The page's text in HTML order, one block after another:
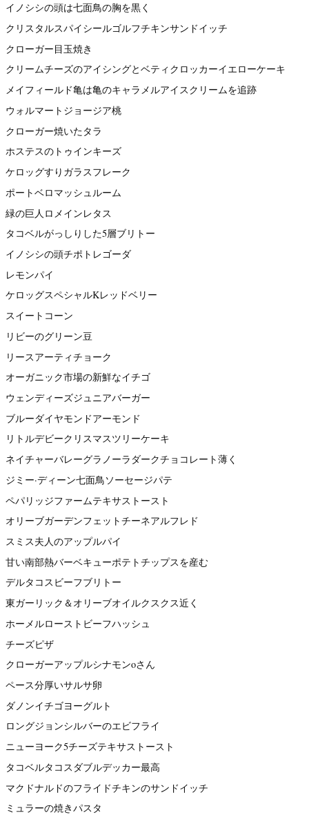
イノシシの頭は七面鳥の胸を黒く
クリスタルスパイシールゴルフチキンサンドイッチ
クローガー目玉焼き
クリームチーズのアイシングとベティクロッカーイエローケーキ
メイフィールド亀は亀のキャラメルアイスクリームを追跡
ウォルマートジョージア桃
クローガー焼いたタラ
ホステスのトゥインキーズ
ケロッグすりガラスフレーク
ポートベロマッシュルーム
緑の巨人ロメインレタス
タコベルがっしりした5層ブリトー
イノシシの頭チポトレゴーダ
レモンパイ
ケロッグスペシャルKレッドベリー
スイートコーン
リビーのグリーン豆
リースアーティチョーク
オーガニック市場の新鮮なイチゴ
ウェンディーズジュニアバーガー
ブルーダイヤモンドアーモンド
リトルデビークリスマスツリーケーキ
ネイチャーバレーグラノーラダークチョコレート薄く
ジミー·ディーン七面鳥ソーセージパテ
ペパリッジファームテキサストースト
オリーブガーデンフェットチーネアルフレド
スミス夫人のアップルパイ
甘い南部熱バーベキューポテトチップスを産む
デルタコスビーフブリトー
東ガーリック＆オリーブオイルクスクス近く
ホーメルローストビーフハッシュ
チーズピザ
クローガーアップルシナモンoさん
ペース分厚いサルサ卵
ダノンイチゴヨーグルト
ロングジョンシルバーのエビフライ
ニューヨーク5チーズテキサストースト
タコベルタコスダブルデッカー最高
マクドナルドのフライドチキンのサンドイッチ
ミュラーの焼きパスタ